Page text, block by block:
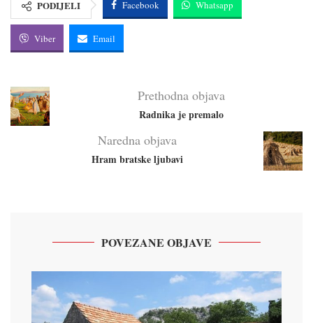
PODIJELI Facebook Whatsapp
Viber Email
Prethodna objava
Radnika je premalo
Naredna objava
Hram bratske ljubavi
POVEZANE OBJAVE